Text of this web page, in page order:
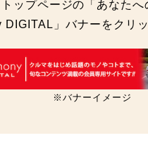
ップページの「あなた
DIGITAL」バナーをクリ
※バナーイメージ